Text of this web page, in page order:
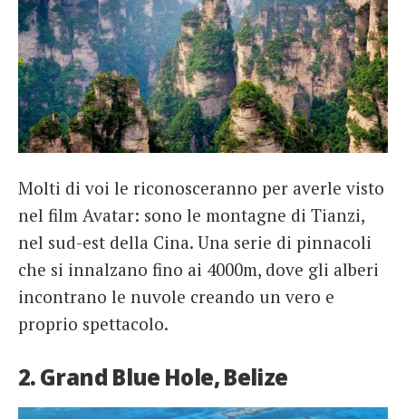
Molti di voi le riconosceranno per averle visto
nel film Avatar: sono le montagne di Tianzi,
nel sud-est della Cina. Una serie di pinnacoli
che si innalzano fino ai 4000m, dove gli alberi
incontrano le nuvole creando un vero e
proprio spettacolo.
2. Grand Blue Hole, Belize